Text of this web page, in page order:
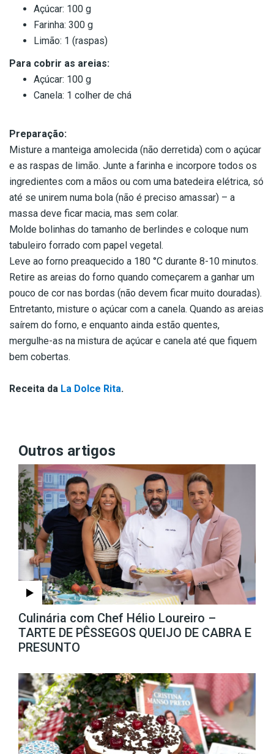
Açúcar: 100 g
Farinha: 300 g
Limão: 1 (raspas)
Para cobrir as areias:
Açúcar: 100 g
Canela: 1 colher de chá
Preparação:
Misture a manteiga amolecida (não derretida) com o açúcar
e as raspas de limão. Junte a farinha e incorpore todos os
ingredientes com a mãos ou com uma batedeira elétrica, só
até se unirem numa bola (não é preciso amassar) – a
massa deve ficar macia, mas sem colar.
Molde bolinhas do tamanho de berlindes e coloque num
tabuleiro forrado com papel vegetal.
Leve ao forno preaquecido a 180 °C durante 8-10 minutos.
Retire as areias do forno quando começarem a ganhar um
pouco de cor nas bordas (não devem ficar muito douradas).
Entretanto, misture o açúcar com a canela. Quando as areias
saírem do forno, e enquanto ainda estão quentes,
mergulhe-as na mistura de açúcar e canela até que fiquem
bem cobertas.
Receita da La Dolce Rita.
Outros artigos
Culinária com Chef Hélio Loureiro –
TARTE DE PÊSSEGOS QUEIJO DE CABRA E
PRESUNTO